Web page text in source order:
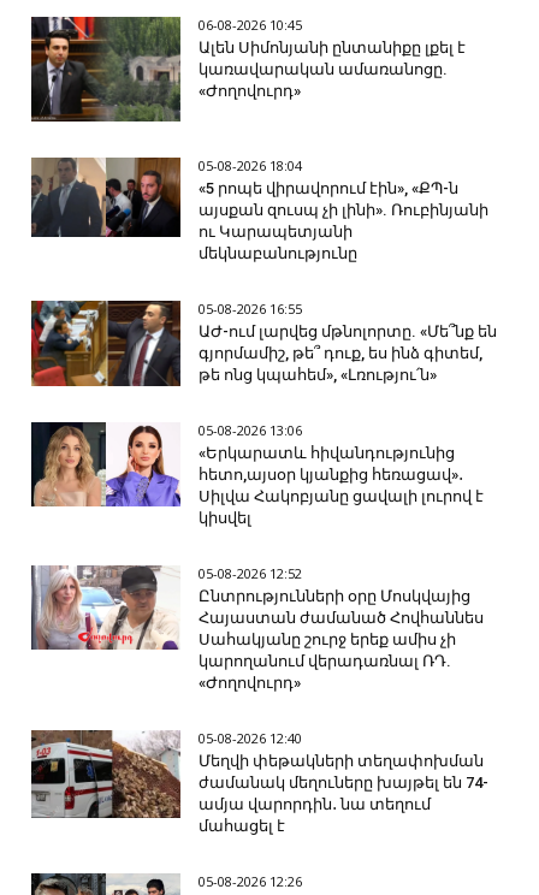
06-08-2026 10:45
Ալեն Սիմոնյանի ընտանիքը լքել է
կառավարական ամառանոցը.
«Ժողովուրդ»
05-08-2026 18:04
«5 րոպե վիրավորում էին», «ՔՊ-ն
այսքան զուսպ չի լինի». Ռուբինյանի
ու Կարապետյանի
մեկնաբանությունը
05-08-2026 16:55
ԱԺ-ում լարվեց մթնոլորտը. «Մե՞նք են
գյորմամիշ, թե՞ դուք, ես ինձ գիտեմ,
թե ոնց կպահեմ», «Լռությու՛ն»
05-08-2026 13:06
«Երկարատև հիվանդությունից
հետո,այսօր կյանքից հեռացավ»․
Սիլվա Հակոբյանը ցավալի լուրով է
կիսվել
05-08-2026 12:52
Ընտրությունների օրը Մոսկվայից
Հայաստան ժամանած Հովհաննես
Սահակյանը շուրջ երեք ամիս չի
կարողանում վերադառնալ ՌԴ.
«Ժողովուրդ»
05-08-2026 12:40
Մեղվի փեթակների տեղափոխման
ժամանակ մեղուները խայթել են 74-
ամյա վարորդին․ նա տեղում
մահացել է
05-08-2026 12:26